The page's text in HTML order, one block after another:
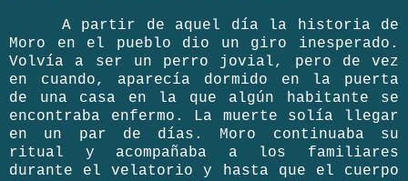
A partir de aquel día la historia de
Moro en el pueblo dio un giro inesperado.
Volvía a ser un perro jovial, pero de vez
en cuando, aparecía dormido en la puerta
de una casa en la que algún habitante se
encontraba enfermo. La muerte solía llegar
en un par de días. Moro continuaba su
ritual y acompañaba a los familiares
durante el velatorio y hasta que el cuerpo